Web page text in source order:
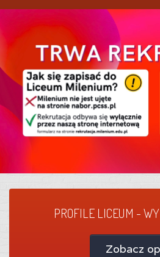
PROFILE LICEUM -
Zobacz